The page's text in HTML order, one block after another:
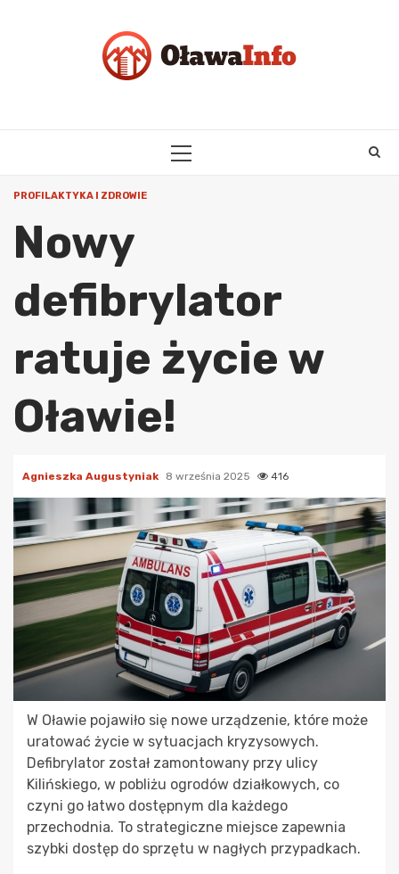
PRIMARY
PROFILAKTYKA I ZDROWIE
Nowy
defibrylator
ratuje życie w
Oławie!
Agnieszka Augustyniak 8 września 2025 416
W Oławie pojawiło się nowe urządzenie, które może
uratować życie w sytuacjach kryzysowych.
Defibrylator został zamontowany przy ulicy
Kilińskiego, w pobliżu ogrodów działkowych, co
czyni go łatwo dostępnym dla każdego
przechodnia. To strategiczne miejsce zapewnia
szybki dostęp do sprzętu w nagłych przypadkach.